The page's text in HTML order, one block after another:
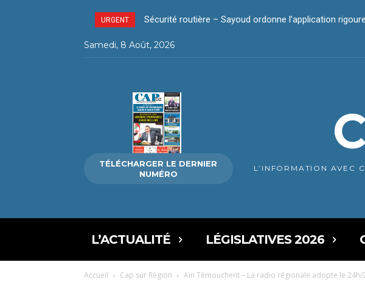
URGENT Sécurité routière – Sayoud ordonne l’application
Samedi, 8 Août, 2026
TÉLÉCHARGER LE DERNIER
NUMÉRO
L’INFORMATION AVEC
L’ACTUALITÉ LÉGISLATIVES 2026
Accueil Cap sur Région Aïn Témouchent – La radio régionale adopte le